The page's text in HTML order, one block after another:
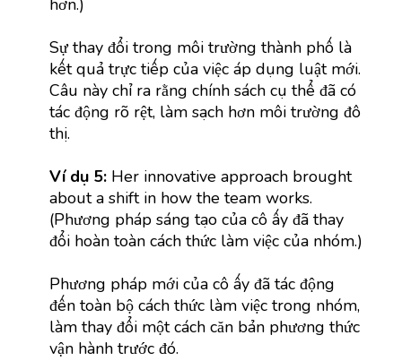
hơn.)
Sự thay đổi trong môi trường thành phố là
kết quả trực tiếp của việc áp dụng luật mới.
Câu này chỉ ra rằng chính sách cụ thể đã có
tác động rõ rệt, làm sạch hơn môi trường đô
thị.
Ví dụ 5:Her innovative approach brought
about a shift in how the team works.
(Phương pháp sáng tạo của cô ấy đã thay
đổi hoàn toàn cách thức làm việc của nhóm.)
Phương pháp mới của cô ấy đã tác động
đến toàn bộ cách thức làm việc trong nhóm,
làm thay đổi một cách căn bản phương thức
vận hành trước đó.